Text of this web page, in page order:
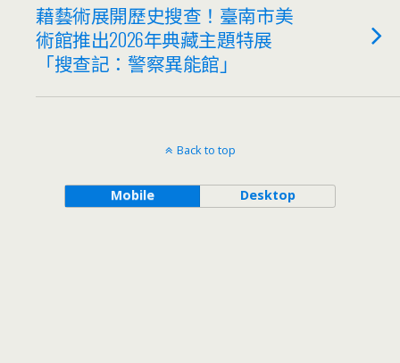
藉藝術展開歷史搜查！臺南市美
術館推出2026年典藏主題特展
「搜查記：警察異能館」
Back to top
Mobile Desktop